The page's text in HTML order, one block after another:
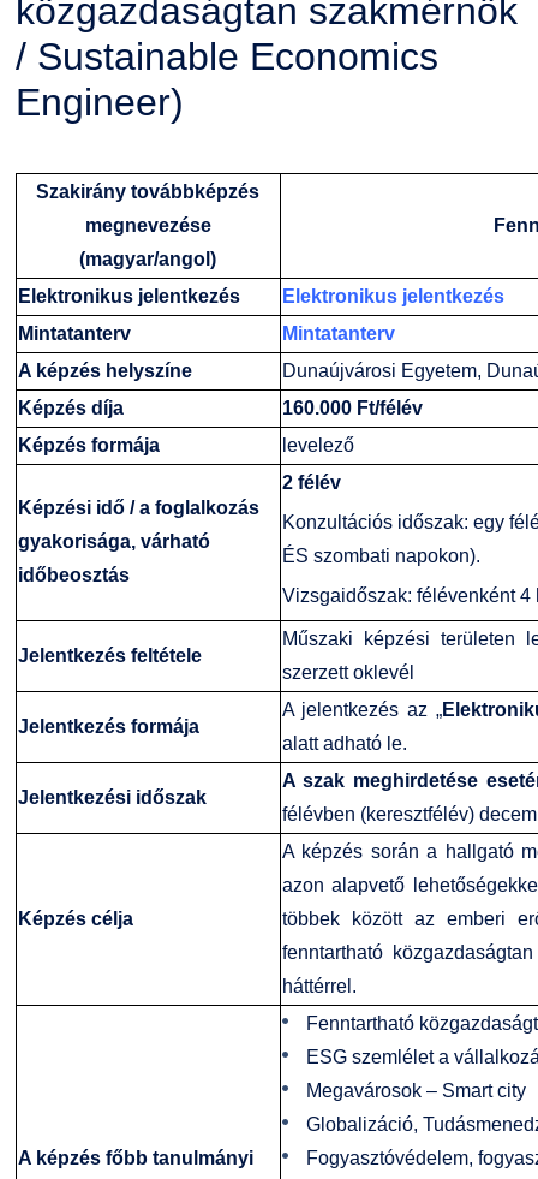
Családbarát Szolgáltató
EHÖK
Ösztöndíjak
Kiemelt ösztöndíjak
Nemzetközi Lehetőségek
Szolgáltatások
Fordítási Szolgáltatások
DUE Hallgatói laptop használati segédlet
Kerpely Antal Szakkollégium KASZK
Origó nyelvvizsga
HASIT
Moodle
K+F+I
Átjelentkezőknek
Kapcsolat
TDK/Tehetségnap
Online Studium
Képzési Életpályamodell
Atomerőművi Képzési Bázis
Kapcsolat
Telefonkönyv
Intézményi és Tanulmányi Tájékoztató
Együttműködő partnereink
közgazdaságtan szakmérnök
/ Sustainable Economics
Engineer)
Szakirány továbbképzés
megnevezése
(magyar/angol)
Elektronikus jelentkezés
Elektronikus jelentkezés
Mintatanterv
Mintatanterv
A képzés helyszíne
Dunaújvárosi Egyetem,
Képzés díja
160.000 Ft/félév
Képzés formája
levelező
Képzési idő / a foglalkozás
gyakorisága, várható
időbeosztás
2 félév
Konzultációs időszak: egy
ÉS szombati napokon).
Vizsgaidőszak: félévenként 4
Jelentkezés feltétele
Műszaki képzési területen
szerzett oklevél
Jelentkezés formája
A jelentkezés az „
alatt adható le.
Jelentkezési időszak
A szak meghirdetése
félévben (keresztfélév)
Képzés célja
A képzés során a hallgató
azon alapvető
többek között az emberi
fenntartható
háttérrel.
A képzés főbb tanulmányi
Fenntartható
ESG szemlélet a
Megavárosok – Smart city
Globalizáció,
Fogyasztóvédelem,